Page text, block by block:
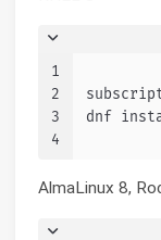
1
2
3
4
dnf
AlmaLinux 8,